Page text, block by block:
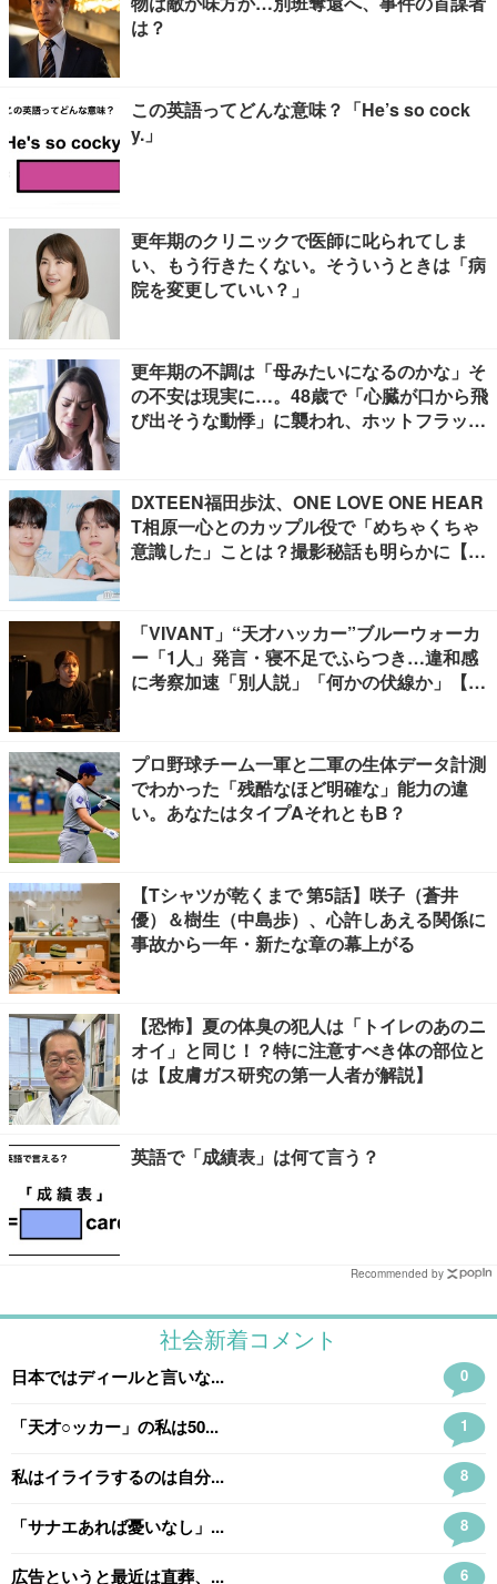
は？
この英語ってどんな意味？「He’s so cock
y.」
更年期のクリニックで医師に叱られてしま
い、もう行きたくない。そういうときは「病
院を変更していい？」
更年期の不調は「母みたいになるのかな」そ
の不安は現実に…。48歳で「心臓が口から飛
び出そうな動悸」に襲われ、ホットフラッシ
DXTEEN福田歩汰、ONE LOVE ONE HEAR
T相原一心とのカップル役で「めちゃくちゃ
意識した」ことは？撮影秘話も明らかに【Y
「VIVANT」“天才ハッカー”ブルーウォーカ
ー「1人」発言・寝不足でふらつき…違和感
に考察加速「別人説」「何かの伏線か」【ネ
プロ野球チーム一軍と二軍の生体データ計測
でわかった「残酷なほど明確な」能力の違
い。あなたはタイプAそれともB？
【Tシャツが乾くまで 第5話】咲子（蒼井
優）＆樹生（中島歩）、心許しあえる関係に
事故から一年・新たな章の幕上がる
【恐怖】夏の体臭の犯人は「トイレのあのニ
オイ」と同じ！？特に注意すべき体の部位と
は【皮膚ガス研究の第一人者が解説】
英語で「成績表」は何て言う？
Recommended by